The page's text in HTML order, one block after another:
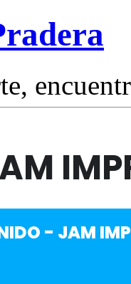
- JAM